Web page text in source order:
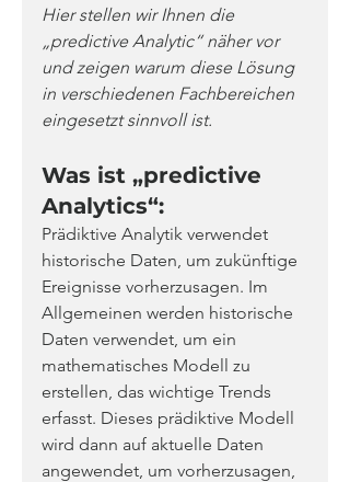
Hier stellen wir Ihnen die
„predictive Analytic“ näher vor
und zeigen warum diese Lösung
in verschiedenen Fachbereichen
eingesetzt sinnvoll ist.
Was ist „predictive
Analytics“:
Prädiktive Analytik verwendet
historische Daten, um zukünftige
Ereignisse vorherzusagen. Im
Allgemeinen werden historische
Daten verwendet, um ein
mathematisches Modell zu
erstellen, das wichtige Trends
erfasst. Dieses prädiktive Modell
wird dann auf aktuelle Daten
angewendet, um vorherzusagen,